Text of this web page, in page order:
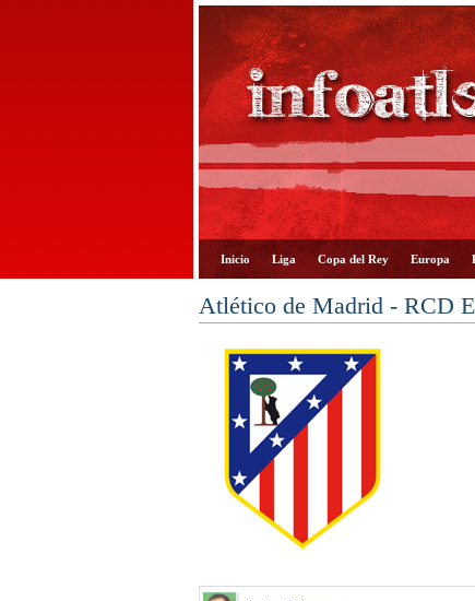
Inicio Liga Copa del Rey Europa
Atlético de Madrid - RCD